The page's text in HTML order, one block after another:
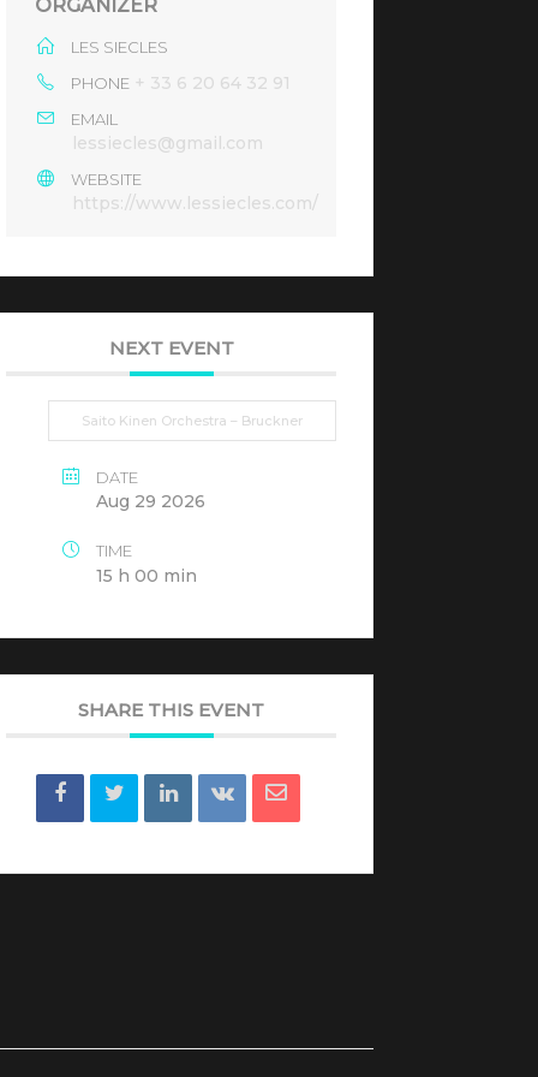
ORGANIZER
LES SIECLES
PHONE + 33 6 20 64 32 91
EMAIL
lessiecles@gmail.com
WEBSITE
https://www.lessiecles.com/
NEXT EVENT
Saito Kinen Orchestra – Bruckner
DATE
Aug 29 2026
TIME
15 h 00 min
SHARE THIS EVENT